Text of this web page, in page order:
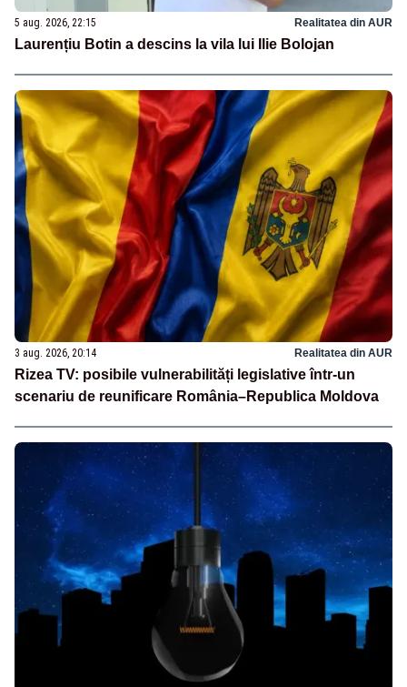
5 aug. 2026, 22:15 Realitatea din AUR
Laurențiu Botin a descins la vila lui Ilie Bolojan
3 aug. 2026, 20:14 Realitatea din AUR
Rizea TV: posibile vulnerabilități legislative într-un
scenariu de reunificare România–Republica Moldova